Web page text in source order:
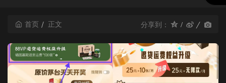
首页 正文 分享到：